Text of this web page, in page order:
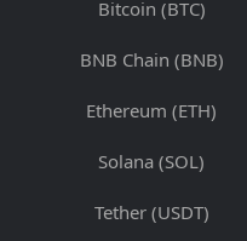
Bitcoin (BTC)
BNB Chain (BNB)
Ethereum (ETH)
Solana (SOL)
Tether (USDT)